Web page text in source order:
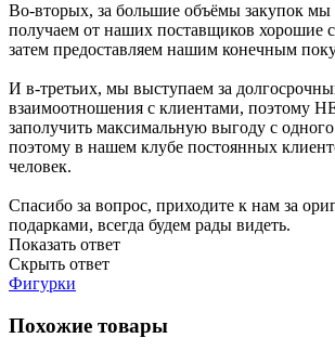
Во-вторых, за большие объёмы закупок мы
получаем от наших поставщиков хорошие
затем предоставляем нашим конечным
И в-третьих, мы выступаем за
взаимоотношения с клиентами, поэтому
заполучить максимальную выгоду с
поэтому в нашем клубе постоянных
человек.
Спасибо за вопрос, приходите к нам за
подарками, всегда будем рады видеть.
Показать ответ
Скрыть ответ
Фигурки
Похожие товары